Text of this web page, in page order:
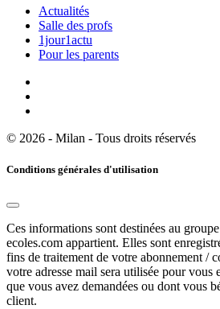
Actualités
Salle des profs
1jour1actu
Pour les parents
© 2026 - Milan - Tous droits réservés
Conditions générales d'utilisation
Ces informations sont destinées au
ecoles.com appartient. Elles sont
fins de traitement de votre abonnement /
votre adresse mail sera utilisée pour vous
que vous avez demandées ou dont vous
client.